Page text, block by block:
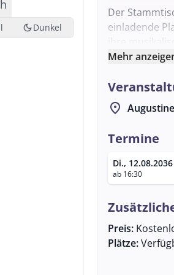
dark_modeDunkel
Der
einladende
ihre
erweitern,
Möglichkeit
Die
diese
Stammtisch
Mehr
location_on
Termine
Di., 12.08.2036
ab 16:30
Preis:
Plätze: